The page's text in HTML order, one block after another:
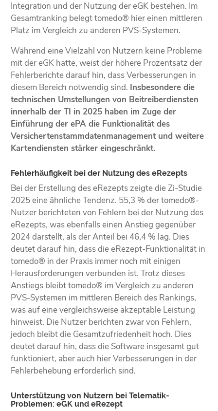
Integration und der Nutzung der eGK bestehen. Im
Gesamtranking belegt tomedo® hier einen mittleren
Platz im Vergleich zu anderen PVS-Systemen.
Während eine Vielzahl von Nutzern keine Probleme
mit der eGK hatte, weist der höhere Prozentsatz der
Fehlerberichte darauf hin, dass Verbesserungen in
diesem Bereich notwendig sind. Insbesondere die
technischen Umstellungen von Beitreiberdiensten
innerhalb der TI in 2025 haben im Zuge der
Einführung der ePA die Funktionalität des
Versichertenstammdatenmanagement und weitere
Kartendiensten stärker eingeschränkt.
Fehlerhäufigkeit bei der Nutzung des eRezepts
Bei der Erstellung des eRezepts zeigte die Zi-Studie
2025 eine ähnliche Tendenz. 55,3 % der tomedo®-
Nutzer berichteten von Fehlern bei der Nutzung des
eRezepts, was ebenfalls einen Anstieg gegenüber
2024 darstellt, als der Anteil bei 46,4 % lag. Dies
deutet darauf hin, dass die eRezept-Funktionalität in
tomedo® in der Praxis immer noch mit einigen
Herausforderungen verbunden ist. Trotz dieses
Anstiegs bleibt tomedo® im Vergleich zu anderen
PVS-Systemen im mittleren Bereich des Rankings,
was auf eine vergleichsweise akzeptable Leistung
hinweist. Die Nutzer berichten zwar von Fehlern,
jedoch bleibt die Gesamtzufriedenheit hoch. Dies
deutet darauf hin, dass die Software insgesamt gut
funktioniert, aber auch hier Verbesserungen in der
Fehlerbehebung erforderlich sind.
Unterstützung von Nutzern bei Telematik-
Problemen: eGK und eRezept